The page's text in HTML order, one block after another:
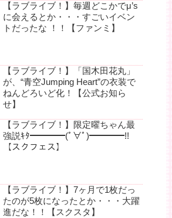
【ラブライブ！】毎週どこかでμ’s
に会えるとか・・・すごいイベン
トだったな ！！【ファンミ】
【ラブライブ！】「国木田花丸」
が、“青空Jumping Heart”の衣装で
ねんどろいど化！【公式お知ら
せ】
【ラブライブ！】限定曜ちゃん最
強説ｷﾀ━━━━(ﾟ∀ﾟ)━━━━!!
【スクフェス】
【ラブライブ！】7ヶ月で1枚だっ
たのが5枚になったとか・・・大躍
進だな！！【スクスタ】